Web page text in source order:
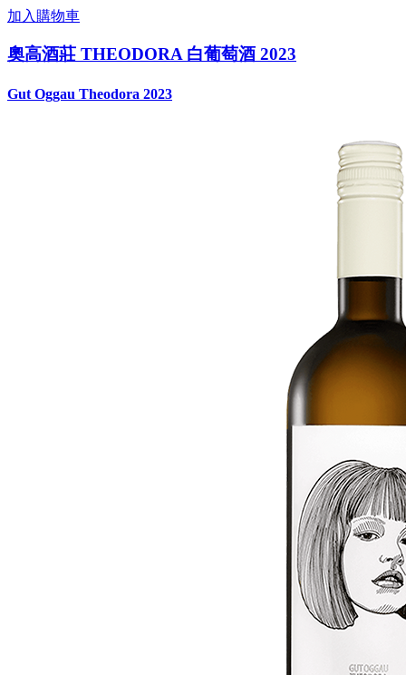
加入購物車
奧高酒莊 THEODORA 白葡萄酒 2023
Gut Oggau Theodora 2023